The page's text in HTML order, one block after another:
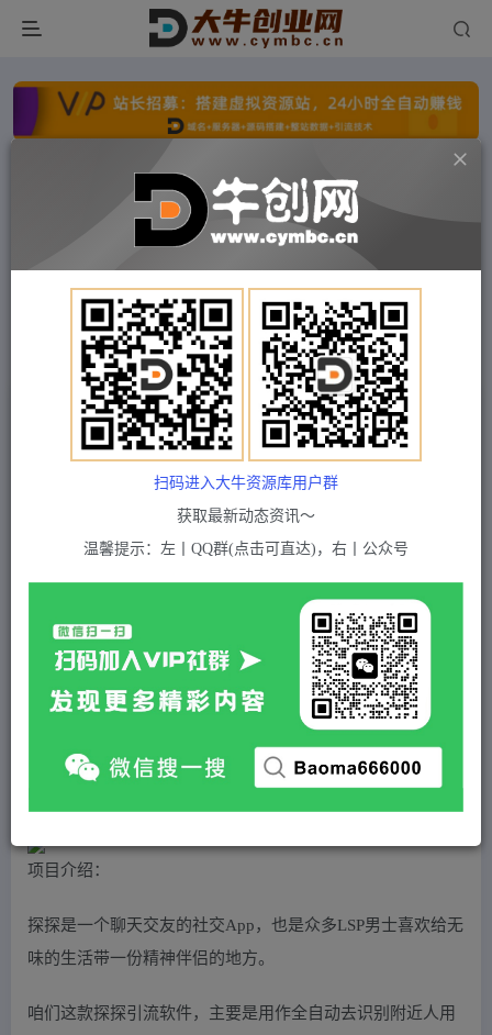
点击开通分站+ 每日收入300+
文字广告火爆招租 文字广告火爆招租
文字广告火爆招租
文字广告火爆招租 文字广告火爆招租
付费项目 中创网 正文
（5311期）最新探探全自动点赞引流，配合男粉变
现思路轻松日赚500+【脚本+教程】
5 积分
黄金会员 2 超级会员(永久VIP) 免费
站长QQ：1970819299
付费资源
项目介绍：
探探是一个聊天交友的社交App，也是众多LSP男士喜欢给无
味的生活带一份精神伴侣的地方。
咱们这款探探引流软件，主要是用作全自动去识别附近人用
扫码进入大牛资源库用户群
获取最新动态资讯～
温馨提示：左丨QQ群(点击可直达)，右丨公众号